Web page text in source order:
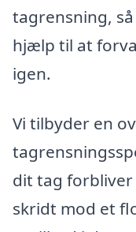
tagrensning,
hjælp til at
igen.
Vi tilbyder en
dit tag forbliver
skridt mod et